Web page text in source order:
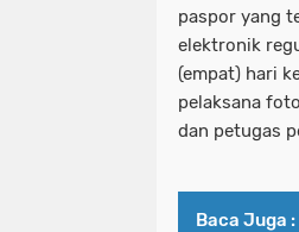
paspor yang
elektronik
(empat) hari
pelaksana
dan petugas
Baca Juga :